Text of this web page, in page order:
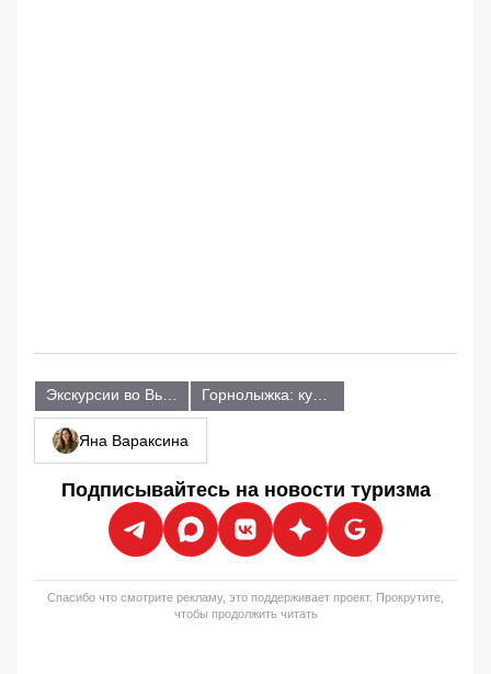
Яна Вараксина
Подписывайтесь на новости туризма
Спасибо что смотрите рекламу, это поддерживает проект. Прокрутите,
чтобы продолжить читать